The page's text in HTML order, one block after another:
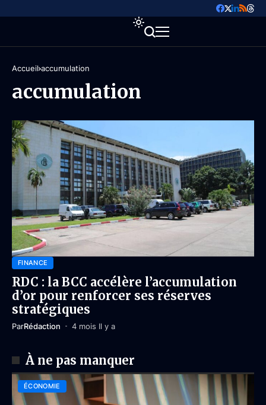
Accueil accumulation
accumulation
FINANCE
RDC : la BCC accélère l’accumulation
d’or pour renforcer ses réserves
stratégiques
ParRédaction 4 mois Il y a
À ne pas manquer
ÉCONOMIE